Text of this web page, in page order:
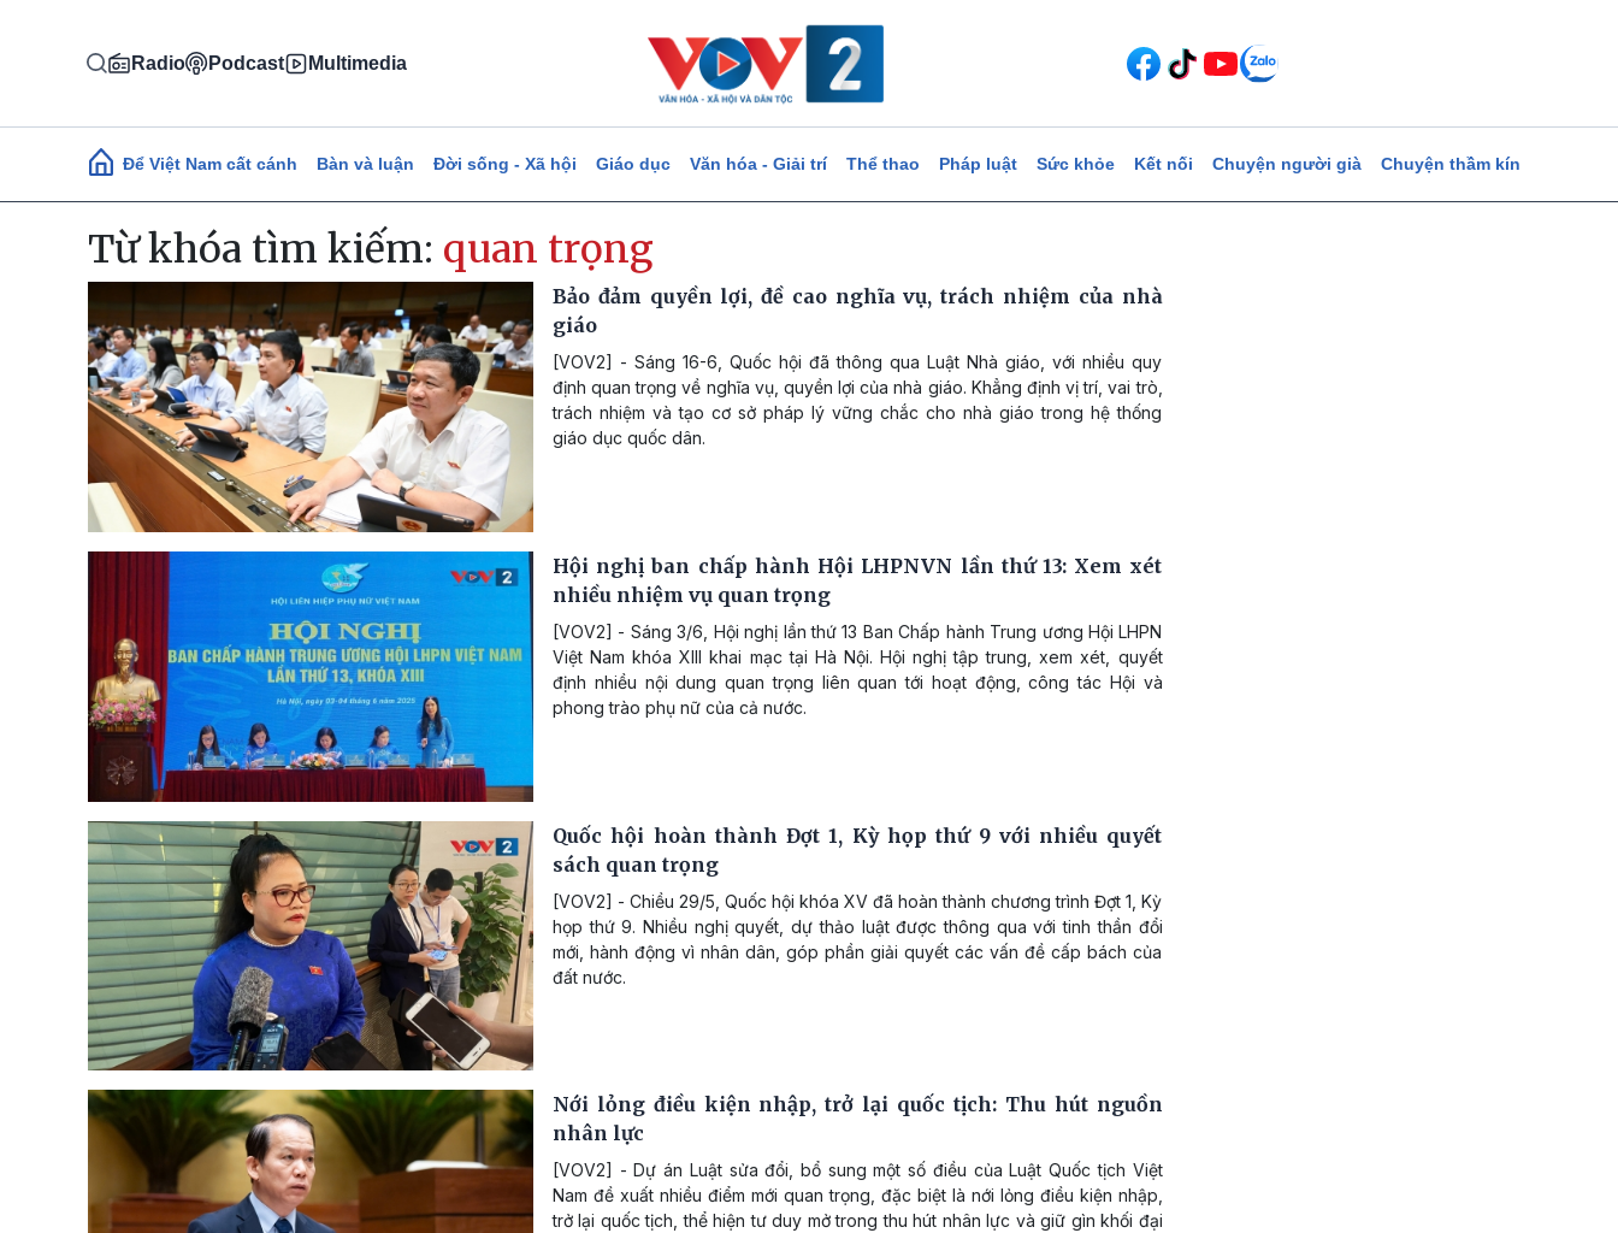
Radio Podcast Multimedia
Main navigation
Để Việt Nam cất cánh Bàn và luận Đời sống - Xã hội Giáo dục Văn hóa - Giải trí Thể thao Pháp luật Sức khỏe Kết nối Chuyện người già Chuyện thầm kín
Từ khóa tìm kiếm: quan trọng
Bảo đảm quyền lợi, đề cao nghĩa vụ, trách nhiệm của nhà
giáo
[VOV2] - Sáng 16-6, Quốc hội đã thông qua Luật Nhà giáo, với nhiều quy
định quan trọng về nghĩa vụ, quyền lợi của nhà giáo. Khẳng định vị trí, vai trò,
trách nhiệm và tạo cơ sở pháp lý vững chắc cho nhà giáo trong hệ thống
giáo dục quốc dân.
Hội nghị ban chấp hành Hội LHPNVN lần thứ 13: Xem xét
nhiều nhiệm vụ quan trọng
[VOV2] - Sáng 3/6, Hội nghị lần thứ 13 Ban Chấp hành Trung ương Hội LHPN
Việt Nam khóa XIII khai mạc tại Hà Nội. Hội nghị tập trung, xem xét, quyết
định nhiều nội dung quan trọng liên quan tới hoạt động, công tác Hội và
phong trào phụ nữ của cả nước.
Quốc hội hoàn thành Đợt 1, Kỳ họp thứ 9 với nhiều quyết
sách quan trọng
[VOV2] - Chiều 29/5, Quốc hội khóa XV đã hoàn thành chương trình Đợt 1, Kỳ
họp thứ 9. Nhiều nghị quyết, dự thảo luật được thông qua với tinh thần đổi
mới, hành động vì nhân dân, góp phần giải quyết các vấn đề cấp bách của
đất nước.
Nới lỏng điều kiện nhập, trở lại quốc tịch: Thu hút nguồn
nhân lực
[VOV2] - Dự án Luật sửa đổi, bổ sung một số điều của Luật Quốc tịch Việt
Nam đề xuất nhiều điểm mới quan trọng, đặc biệt là nới lỏng điều kiện nhập,
trở lại quốc tịch, thể hiện tư duy mở trong thu hút nhân lực và giữ gìn khối đại